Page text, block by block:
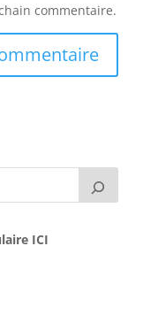
commentaire.
ICI